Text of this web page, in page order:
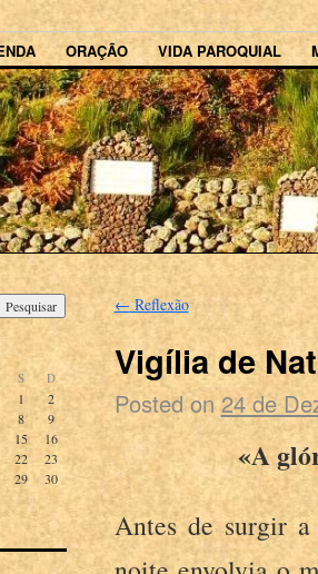
ORAÇÃO VIDA PAROQUIAL
←Reflexão
Vigília de
Posted on 24 de
«A
Antes de surgir
S D
1
2
8
9
15
16
22
23
29
30